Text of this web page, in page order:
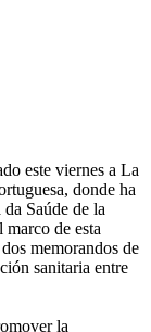
este viernes a La
donde ha
Saúde de la
de esta
memorandos de
sanitaria entre
la